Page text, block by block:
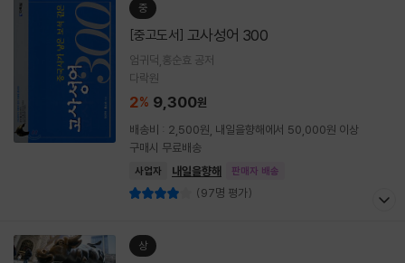
중
[중고도서] 고사성어 300
엄귀덕,홍순효 공저
다락원
2% 9,300원
배송비 : 2,500원, 내일을향해에서 50,000원 이상
구매시 무료배송
사업자 내일을향해 판매자 배송
(97명 평가)
상